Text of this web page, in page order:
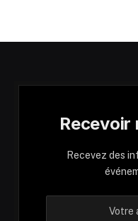
Recevez des